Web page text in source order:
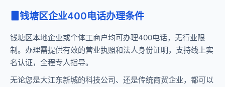
钱塘区企业400电话办理条件
钱塘区本地企业或个体工商户均可办理400电话，无行业限
制。办理需提供有效的营业执照和法人身份证明，支持线上实
名认证，全程专人指导。
无论您是大江东新城的科技公司、还是传统商贸企业，都可以